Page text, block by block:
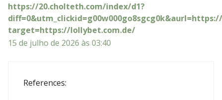
https://20.cholteth.com/index/d1?
target=https://lollybet.com.de/
15 de julho de 2026 às 03:40
References: